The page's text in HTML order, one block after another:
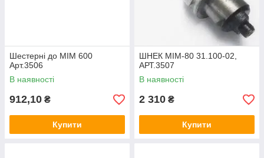
Шестерні до МІМ 600
Арт.3506
В наявності
912,10 ₴
Купити
ШНЕК МІМ-80 31.100-02,
АРТ.3507
В наявності
2 310 ₴
Купити